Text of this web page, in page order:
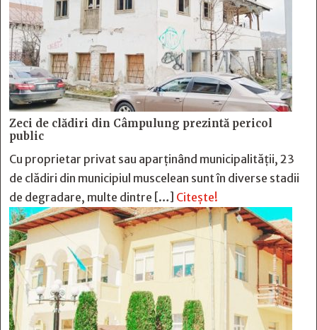
Zeci de clădiri din Câmpulung prezintă pericol
public
Cu proprietar privat sau aparținând municipalității, 23
de clădiri din municipiul muscelean sunt în diverse stadii
de degradare, multe dintre […] Citește!